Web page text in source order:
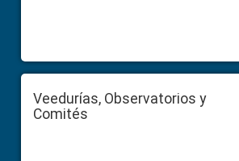
Veedurías, Observatorios y
Comités